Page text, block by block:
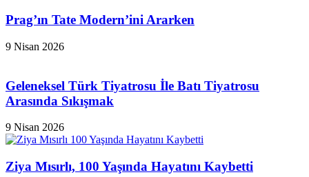
Prag’ın Tate Modern’ini Ararken
9 Nisan 2026
Geleneksel Türk Tiyatrosu İle Batı Tiyatrosu
Arasında Sıkışmak
9 Nisan 2026
Ziya Mısırlı, 100 Yaşında Hayatını Kaybetti